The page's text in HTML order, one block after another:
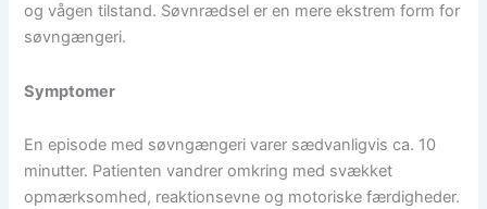
og vågen tilstand. Søvnrædsel er en mere ekstrem form for
søvngængeri.
Symptomer
En episode med søvngængeri varer sædvanligvis ca. 10
minutter. Patienten vandrer omkring med svækket
opmærksomhed, reaktionsevne og motoriske færdigheder.